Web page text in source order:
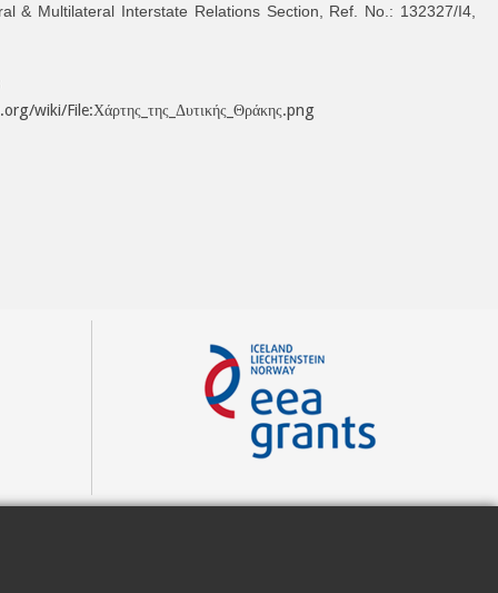
& Multilateral Interstate Relations Section, Ref. No.: 132327/I4,
wiki/File:Χάρτης_της_Δυτικής_Θράκης.png